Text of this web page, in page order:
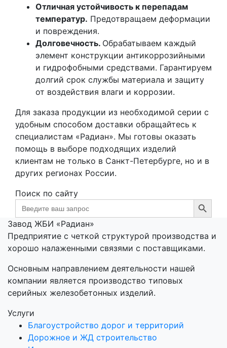
Отличная устойчивость к перепадам
температур. Предотвращаем деформации
и повреждения.
Долговечность. Обрабатываем каждый
элемент конструкции антикоррозийными
и гидрофобными средствами. Гарантируем
долгий срок службы материала и защиту
от воздействия влаги и коррозии.
Для заказа продукции из необходимой серии с
удобным способом доставки обращайтесь к
специалистам «Радиан». Мы готовы оказать
помощь в выборе подходящих изделий
клиентам не только в Санкт-Петербурге, но и в
других регионах России.
Поиск по сайту
Search
for:
Search Button
Завод ЖБИ «Радиан»
Предприятие с четкой структурой производства и
хорошо налаженными связями с поставщиками.
Основным направлением деятельности нашей
компании является производство типовых
серийных железобетонных изделий.
Услуги
Благоустройство дорог и территорий
Дорожное и ЖД строительство